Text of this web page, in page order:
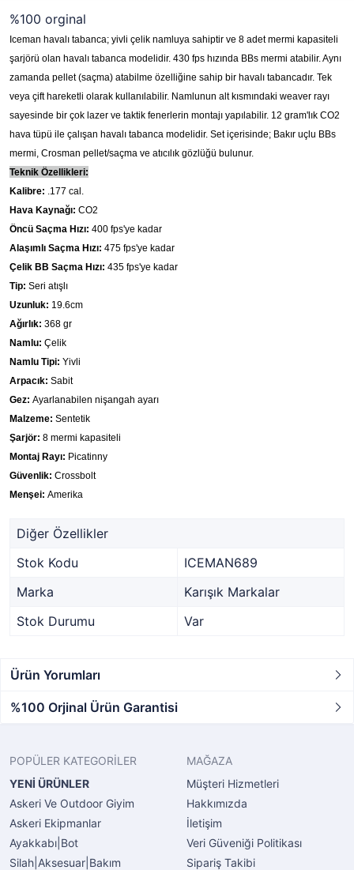
%100 orginal
Iceman havalı tabanca; yivli çelik namluya sahiptir ve 8 adet mermi kapasiteli
şarjörü olan havalı tabanca modelidir. 430 fps hızında BBs mermi atabilir. Aynı
zamanda pellet (saçma) atabilme özelliğine sahip bir havalı tabancadır. Tek
veya çift hareketli olarak kullanılabilir. Namlunun alt kısmındaki weaver rayı
sayesinde bir çok lazer ve taktik fenerlerin montajı yapılabilir. 12 gram'lık CO2
hava tüpü ile çalışan havalı tabanca modelidir. Set içerisinde; Bakır uçlu BBs
mermi, Crosman pellet/saçma ve atıcılık gözlüğü bulunur.
Teknik Özellikleri:
Kalibre: .177 cal.
Hava Kaynağı: CO2
Öncü Saçma Hızı: 400 fps'ye kadar
Alaşımlı Saçma Hızı: 475 fps'ye kadar
Çelik BB Saçma Hızı: 435 fps'ye kadar
Tip: Seri atışlı
Uzunluk: 19.6cm
Ağırlık: 368 gr
Namlu: Çelik
Namlu Tipi: Yivli
Arpacık: Sabit
Gez: Ayarlanabilen nişangah ayarı
Malzeme: Sentetik
Şarjör: 8 mermi kapasiteli
Montaj Rayı: Picatinny
Güvenlik: Crossbolt
Menşei: Amerika
Diğer Özellikler
Stok Kodu
ICEMAN689
Marka
Karışık Markalar
Stok Durumu
Var
Ürün Yorumları
%100 Orjinal Ürün Garantisi
POPÜLER KATEGORİLER
YENİ ÜRÜNLER
Askeri Ve Outdoor Giyim
Askeri Ekipmanlar
Ayakkabı|Bot
Silah|Aksesuar|Bakım
MAĞAZA
Müşteri Hizmetleri
Hakkımızda
İletişim
Veri Güveniği Politikası
Sipariş Takibi